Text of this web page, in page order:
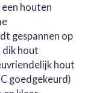
een houten
gespannen op
dik hout
hout
goedgekeurd)